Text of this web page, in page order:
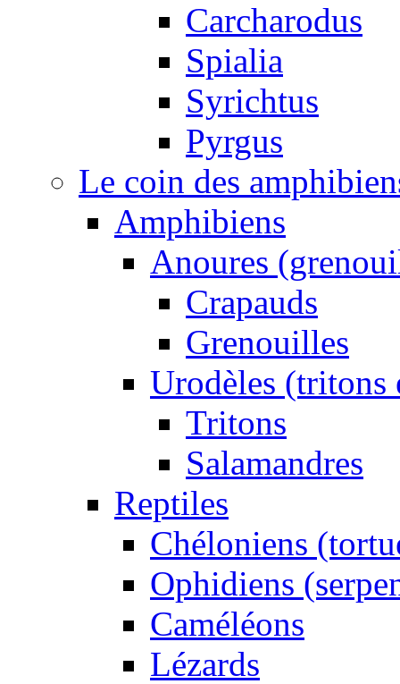
Carcharodus
Spialia
Syrichtus
Pyrgus
Le coin des
Amphibiens
Anoures
Crapauds
Grenouilles
Urodèles (tritons
Tritons
Salamandres
Reptiles
Chéloniens
Ophidiens
Caméléons
Lézards